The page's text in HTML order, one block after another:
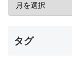
タグ